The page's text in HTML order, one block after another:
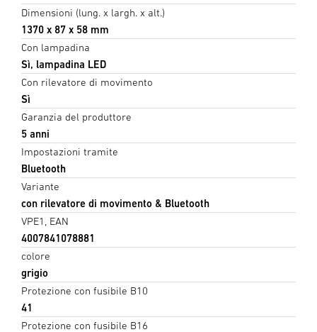
Dimensioni (lung. x largh. x alt.)
1370 x 87 x 58 mm
Con lampadina
Sì, lampadina LED
Con rilevatore di movimento
Sì
Garanzia del produttore
5 anni
Impostazioni tramite
Bluetooth
Variante
con rilevatore di movimento & Bluetooth
VPE1, EAN
4007841078881
colore
grigio
Protezione con fusibile B10
41
Protezione con fusibile B16